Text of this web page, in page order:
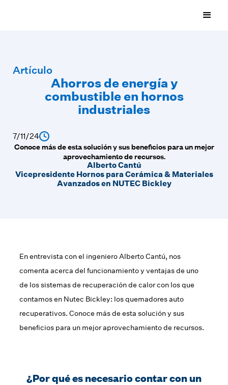
Artículo
Ahorros de energía y
combustible en hornos
industriales
7/11/24
Conoce más de esta solución y sus beneficios para un mejor
aprovechamiento de recursos.
Alberto Cantú
Vicepresidente Hornos para Cerámica & Materiales
Avanzados en NUTEC Bickley
En entrevista con el ingeniero Alberto Cantú, nos
comenta acerca del funcionamiento y ventajas de uno
de los sistemas de recuperación de calor con los que
contamos en Nutec Bickley: los quemadores auto
recuperativos. Conoce más de esta solución y sus
beneficios para un mejor aprovechamiento de recursos.
¿Por qué es necesario contar con un